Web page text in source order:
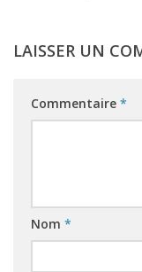
LAISSER UN
Commentaire *
Nom *